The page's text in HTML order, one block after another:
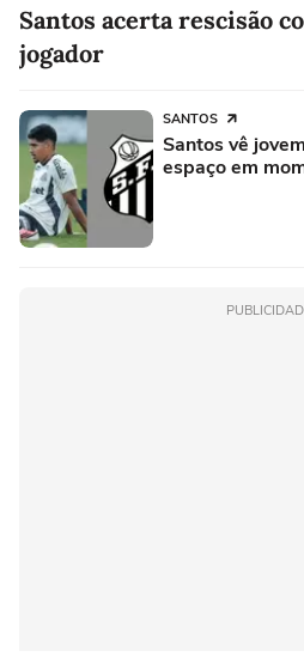
Santos acerta rescisão
jogador
SANTOS
Santos vê
espaço em